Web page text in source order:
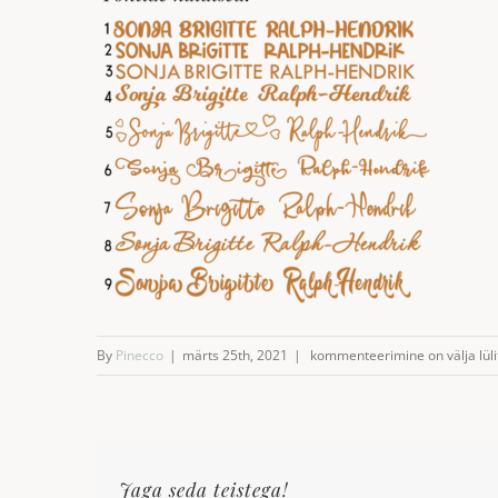
By Pinecco | märts 25th, 2021 |
Tekstinäidised-
kodulehele
kommenteerimine on välja
Jaga seda teistega!